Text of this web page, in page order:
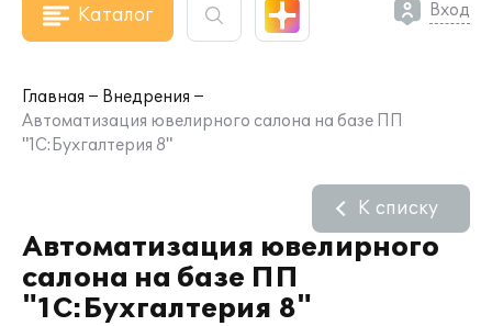
Каталог Вход
Главная
Внедрения
Автоматизация ювелирного салона на базе ПП
"1С:Бухгалтерия 8"
Автоматизация ювелирного
салона на базе ПП
"1С:Бухгалтерия 8"
К списку